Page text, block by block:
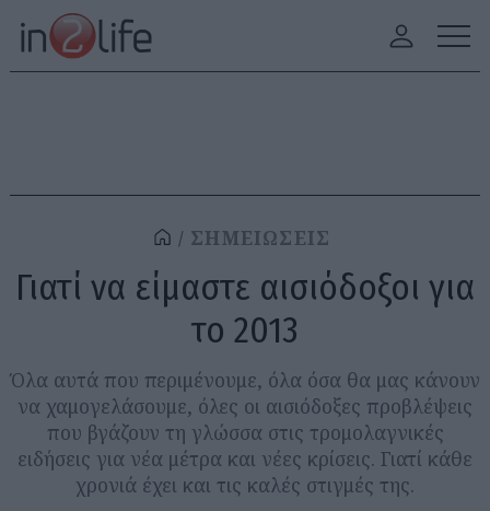
ΣΗΜΕΙΩΣΕΙΣ
Γιατί να είμαστε αισιόδοξοι για
το 2013
Όλα αυτά που περιμένουμε, όλα όσα θα μας κάνουν
να χαμογελάσουμε, όλες οι αισιόδοξες προβλέψεις
που βγάζουν τη γλώσσα στις τρομολαγνικές
ειδήσεις για νέα μέτρα και νέες κρίσεις. Γιατί κάθε
χρονιά έχει και τις καλές στιγμές της.